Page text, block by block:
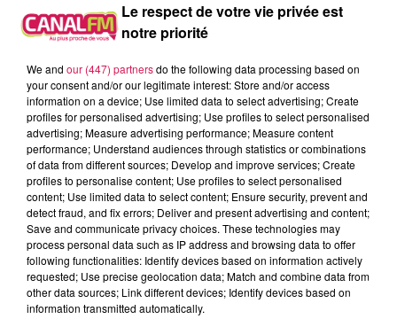
Canal fm
Geoffrey Deloux
02.06.2026 - Vanessa et la cuisine
0:00 2 min 44 sec
2 juin 2026 - 2 min 44 sec
02.06.2026 - VANESSA ET LA CUISINE
Le respect de votre vie privée est
notre priorité
We and our (447) partnersdo the following data processing based on
your consent and/or our legitimate interest: Store and/or access
information on a device; Use limited data to select advertising; Create
profiles for personalised advertising; Use profiles to select personalised
advertising; Measure advertising performance; Measure content
performance; Understand audiences through statistics or combinations
of data from different sources; Develop and improve services; Create
profiles to personalise content; Use profiles to select personalised
content; Use limited data to select content; Ensure security, prevent and
detect fraud, and fix errors; Deliver and present advertising and content;
Save and communicate privacy choices. These technologies may
process personal data such as IP address and browsing data to offer
following functionalities: Identify devices based on information actively
requested; Use precise geolocation data; Match and combine data from
other data sources; Link different devices; Identify devices based on
information transmitted automatically.